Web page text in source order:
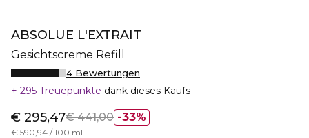
ABSOLUE L'EXTRAIT
Gesichtscreme Refill
4 Bewertungen
295 Treuepunkte dank dieses Kaufs
33%
€ 295,47€ 441,00
€ 590,94 / 100 ml